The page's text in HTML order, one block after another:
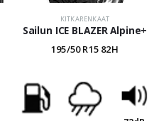
KITKARENKAAT
Sailun ICE BLAZER Alpine+
195/50 R15 82H